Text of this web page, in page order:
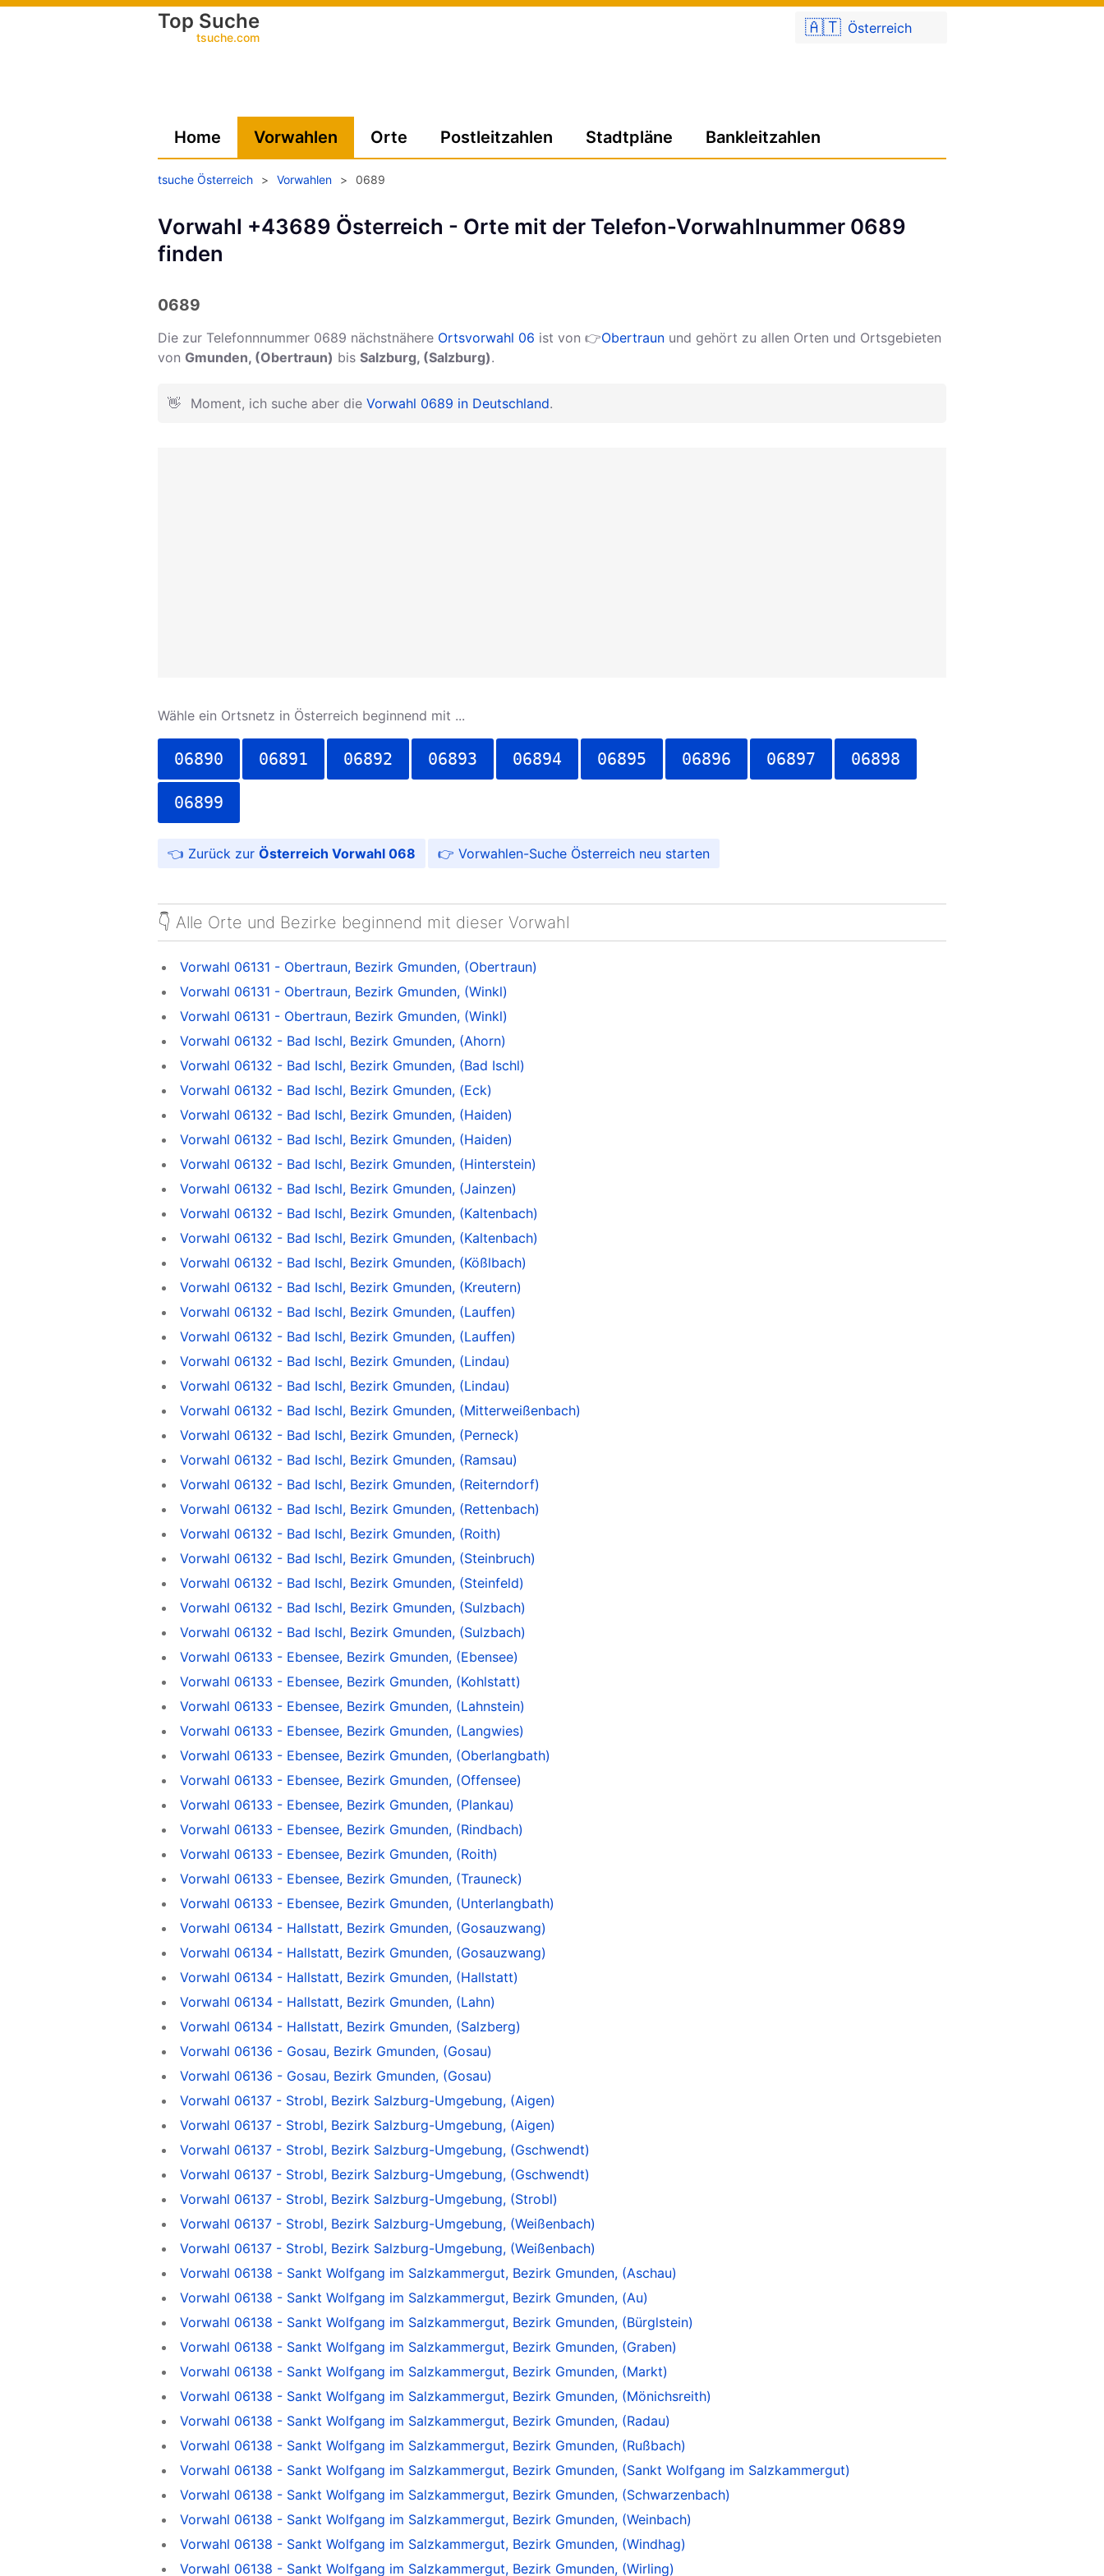
🇦🇹 Österreich
Top Suche
tsuche.com
Home Vorwahlen Orte Postleitzahlen Stadtpläne Bankleitzahlen
tsuche Österreich > Vorwahlen > 0689
Vorwahl +43689 Österreich - Orte mit der Telefon-Vorwahlnummer 0689
finden
0689
Die zur Telefonnnummer 0689 nächstnähere Ortsvorwahl 06 ist von 👉Obertraun und gehört zu allen Orten und Ortsgebieten
von Gmunden, (Obertraun) bis Salzburg, (Salzburg).
👋 Moment, ich suche aber die Vorwahl 0689 in Deutschland.
Wähle ein Ortsnetz in Österreich beginnend mit ...
06890 06891 06892 06893 06894 06895 06896 06897 06898
06899
Österreich Vorwahl 068 Vorwahlen-Suche Österreich
👇 Alle Orte und Bezirke beginnend mit dieser Vorwahl
Vorwahl 06131 - Obertraun, Bezirk Gmunden, (Obertraun)
Vorwahl 06131 - Obertraun, Bezirk Gmunden, (Winkl)
Vorwahl 06131 - Obertraun, Bezirk Gmunden, (Winkl)
Vorwahl 06132 - Bad Ischl, Bezirk Gmunden, (Ahorn)
Vorwahl 06132 - Bad Ischl, Bezirk Gmunden, (Bad Ischl)
Vorwahl 06132 - Bad Ischl, Bezirk Gmunden, (Eck)
Vorwahl 06132 - Bad Ischl, Bezirk Gmunden, (Haiden)
Vorwahl 06132 - Bad Ischl, Bezirk Gmunden, (Haiden)
Vorwahl 06132 - Bad Ischl, Bezirk Gmunden, (Hinterstein)
Vorwahl 06132 - Bad Ischl, Bezirk Gmunden, (Jainzen)
Vorwahl 06132 - Bad Ischl, Bezirk Gmunden, (Kaltenbach)
Vorwahl 06132 - Bad Ischl, Bezirk Gmunden, (Kaltenbach)
Vorwahl 06132 - Bad Ischl, Bezirk Gmunden, (Kößlbach)
Vorwahl 06132 - Bad Ischl, Bezirk Gmunden, (Kreutern)
Vorwahl 06132 - Bad Ischl, Bezirk Gmunden, (Lauffen)
Vorwahl 06132 - Bad Ischl, Bezirk Gmunden, (Lauffen)
Vorwahl 06132 - Bad Ischl, Bezirk Gmunden, (Lindau)
Vorwahl 06132 - Bad Ischl, Bezirk Gmunden, (Lindau)
Vorwahl 06132 - Bad Ischl, Bezirk Gmunden, (Mitterweißenbach)
Vorwahl 06132 - Bad Ischl, Bezirk Gmunden, (Perneck)
Vorwahl 06132 - Bad Ischl, Bezirk Gmunden, (Ramsau)
Vorwahl 06132 - Bad Ischl, Bezirk Gmunden, (Reiterndorf)
Vorwahl 06132 - Bad Ischl, Bezirk Gmunden, (Rettenbach)
Vorwahl 06132 - Bad Ischl, Bezirk Gmunden, (Roith)
Vorwahl 06132 - Bad Ischl, Bezirk Gmunden, (Steinbruch)
Vorwahl 06132 - Bad Ischl, Bezirk Gmunden, (Steinfeld)
Vorwahl 06132 - Bad Ischl, Bezirk Gmunden, (Sulzbach)
Vorwahl 06132 - Bad Ischl, Bezirk Gmunden, (Sulzbach)
Vorwahl 06133 - Ebensee, Bezirk Gmunden, (Ebensee)
Vorwahl 06133 - Ebensee, Bezirk Gmunden, (Kohlstatt)
Vorwahl 06133 - Ebensee, Bezirk Gmunden, (Lahnstein)
Vorwahl 06133 - Ebensee, Bezirk Gmunden, (Langwies)
Vorwahl 06133 - Ebensee, Bezirk Gmunden, (Oberlangbath)
Vorwahl 06133 - Ebensee, Bezirk Gmunden, (Offensee)
Vorwahl 06133 - Ebensee, Bezirk Gmunden, (Plankau)
Vorwahl 06133 - Ebensee, Bezirk Gmunden, (Rindbach)
Vorwahl 06133 - Ebensee, Bezirk Gmunden, (Roith)
Vorwahl 06133 - Ebensee, Bezirk Gmunden, (Trauneck)
Vorwahl 06133 - Ebensee, Bezirk Gmunden, (Unterlangbath)
Vorwahl 06134 - Hallstatt, Bezirk Gmunden, (Gosauzwang)
Vorwahl 06134 - Hallstatt, Bezirk Gmunden, (Gosauzwang)
Vorwahl 06134 - Hallstatt, Bezirk Gmunden, (Hallstatt)
Vorwahl 06134 - Hallstatt, Bezirk Gmunden, (Lahn)
Vorwahl 06134 - Hallstatt, Bezirk Gmunden, (Salzberg)
Vorwahl 06136 - Gosau, Bezirk Gmunden, (Gosau)
Vorwahl 06136 - Gosau, Bezirk Gmunden, (Gosau)
Vorwahl 06137 - Strobl, Bezirk Salzburg-Umgebung, (Aigen)
Vorwahl 06137 - Strobl, Bezirk Salzburg-Umgebung, (Aigen)
Vorwahl 06137 - Strobl, Bezirk Salzburg-Umgebung, (Gschwendt)
Vorwahl 06137 - Strobl, Bezirk Salzburg-Umgebung, (Gschwendt)
Vorwahl 06137 - Strobl, Bezirk Salzburg-Umgebung, (Strobl)
Vorwahl 06137 - Strobl, Bezirk Salzburg-Umgebung, (Weißenbach)
Vorwahl 06137 - Strobl, Bezirk Salzburg-Umgebung, (Weißenbach)
Vorwahl 06138 - Sankt Wolfgang im Salzkammergut, Bezirk Gmunden, (Aschau)
Vorwahl 06138 - Sankt Wolfgang im Salzkammergut, Bezirk Gmunden, (Au)
Vorwahl 06138 - Sankt Wolfgang im Salzkammergut, Bezirk Gmunden, (Bürglstein)
Vorwahl 06138 - Sankt Wolfgang im Salzkammergut, Bezirk Gmunden, (Graben)
Vorwahl 06138 - Sankt Wolfgang im Salzkammergut, Bezirk Gmunden, (Markt)
Vorwahl 06138 - Sankt Wolfgang im Salzkammergut, Bezirk Gmunden, (Mönichsreith)
Vorwahl 06138 - Sankt Wolfgang im Salzkammergut, Bezirk Gmunden, (Radau)
Vorwahl 06138 - Sankt Wolfgang im Salzkammergut, Bezirk Gmunden, (Rußbach)
Vorwahl 06138 - Sankt Wolfgang im Salzkammergut, Bezirk Gmunden, (Sankt Wolfgang im Salzkammergut)
Vorwahl 06138 - Sankt Wolfgang im Salzkammergut, Bezirk Gmunden, (Schwarzenbach)
Vorwahl 06138 - Sankt Wolfgang im Salzkammergut, Bezirk Gmunden, (Weinbach)
Vorwahl 06138 - Sankt Wolfgang im Salzkammergut, Bezirk Gmunden, (Windhag)
Vorwahl 06138 - Sankt Wolfgang im Salzkammergut, Bezirk Gmunden, (Wirling)